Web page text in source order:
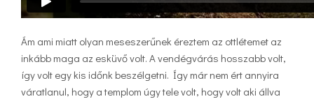
Ám ami miatt olyan meseszerűnek éreztem az ottlétemet az
inkább maga az esküvő volt. A vendégvárás hosszabb volt,
így volt egy kis időnk beszélgetni. Így már nem ért annyira
váratlanul, hogy a templom úgy tele volt, hogy volt aki állva